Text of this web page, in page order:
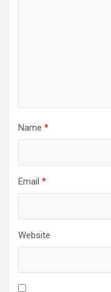
Name *
Email *
Website